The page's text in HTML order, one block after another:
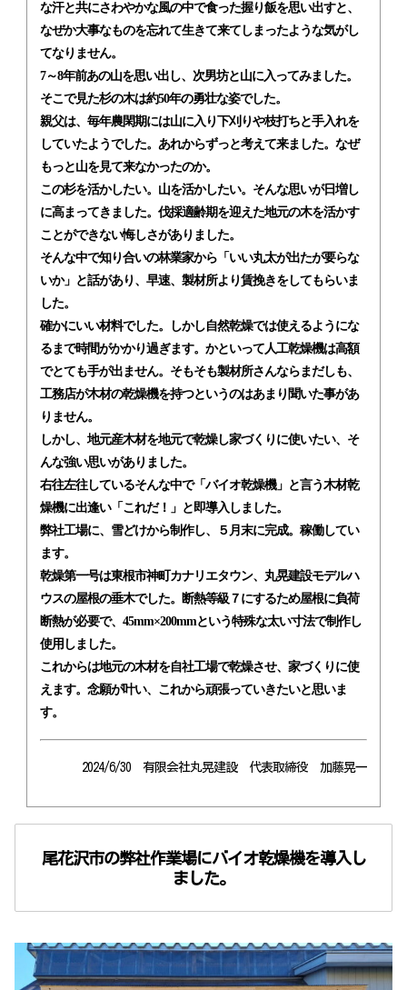
な汗と共にさわやかな風の中で食った握り飯を思い出すと、
なぜか大事なものを忘れて生きて来てしまったような気がし
てなりません。
7～8年前あの山を思い出し、次男坊と山に入ってみました。
そこで見た杉の木は約50年の勇壮な姿でした。
親父は、毎年農閑期には山に入り下刈りや枝打ちと手入れを
していたようでした。あれからずっと考えて来ました。なぜ
もっと山を見て来なかったのか。
この杉を活かしたい。山を活かしたい。そんな思いが日増し
に高まってきました。伐採適齢期を迎えた地元の木を活かす
ことができない悔しさがありました。
そんな中で知り合いの林業家から「いい丸太が出たが要らな
いか」と話があり、早速、製材所より賃挽きをしてもらいま
した。
確かにいい材料でした。しかし自然乾燥では使えるようにな
るまで時間がかかり過ぎます。かといって人工乾燥機は高額
でとても手が出ません。そもそも製材所さんならまだしも、
工務店が木材の乾燥機を持つというのはあまり聞いた事があ
りません。
しかし、地元産木材を地元で乾燥し家づくりに使いたい、そ
んな強い思いがありました。
右往左往しているそんな中で「バイオ乾燥機」と言う木材乾
燥機に出逢い「これだ！」と即導入しました。
弊社工場に、雪どけから制作し、５月末に完成。稼働してい
ます。
乾燥第一号は東根市神町カナリエタウン、丸晃建設モデルハ
ウスの屋根の垂木でした。断熱等級７にするため屋根に負荷
断熱が必要で、45mm×200mmという特殊な太い寸法で制作し
使用しました。
これからは地元の木材を自社工場で乾燥させ、家づくりに使
えます。念願が叶い、これから頑張っていきたいと思いま
す。
2024/6/30 有限会社丸晃建設 代表取締役 加藤晃一
尾花沢市の弊社作業場にバイオ乾燥機を導入し
ました。